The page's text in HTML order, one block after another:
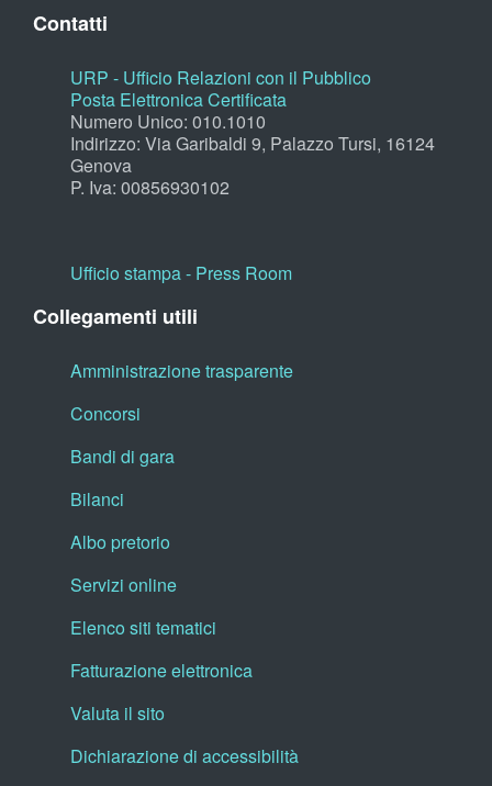
Contatti
URP - Ufficio Relazioni con il Pubblico
Posta Elettronica Certificata
Numero Unico: 010.1010
Indirizzo: Via Garibaldi 9, Palazzo Tursi, 16124
Genova
P. Iva: 00856930102
Ufficio stampa - Press Room
Collegamenti utili
Amministrazione trasparente
Concorsi
Bandi di gara
Bilanci
Albo pretorio
Servizi online
Elenco siti tematici
Fatturazione elettronica
Valuta il sito
Dichiarazione di accessibilità